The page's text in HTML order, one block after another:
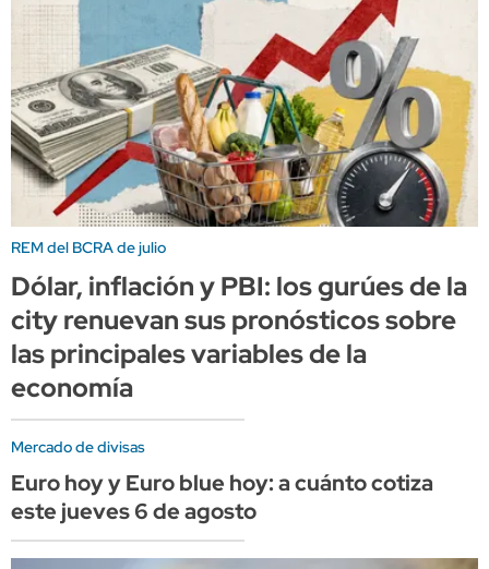
REM del BCRA de julio
Dólar, inflación y PBI: los gurúes de la
city renuevan sus pronósticos sobre
las principales variables de la
economía
Mercado de divisas
Euro hoy y Euro blue hoy: a cuánto cotiza
este jueves 6 de agosto